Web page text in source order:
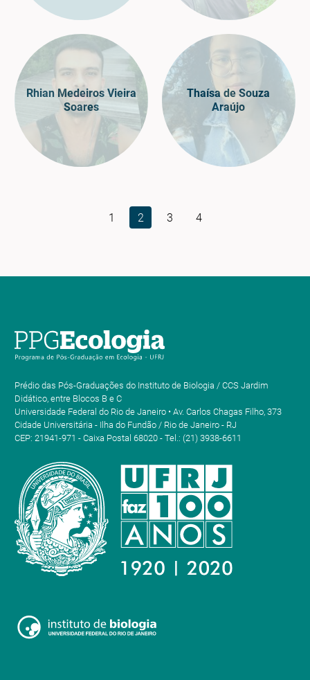
Rhian Medeiros Vieira
Soares
Thaísa de Souza
Araújo
1 2 3 4
Prédio das Pós-Graduações do Instituto de Biologia / CCS Jardim
Didático, entre Blocos B e C
Universidade Federal do Rio de Janeiro • Av. Carlos Chagas Filho, 373
Cidade Universitária - Ilha do Fundão / Rio de Janeiro - RJ
CEP: 21941-971 - Caixa Postal 68020 - Tel.: (21) 3938-6611